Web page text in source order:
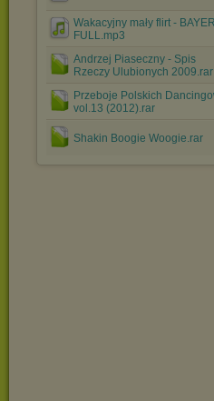
Wakacyjny mały flirt - BAYER
FULL.mp3
Andrzej Piaseczny - Spis
Rzeczy Ulubionych 2009.rar
Przeboje Polskich
vol.13 (2012).rar
Shakin Boogie Woogie.rar